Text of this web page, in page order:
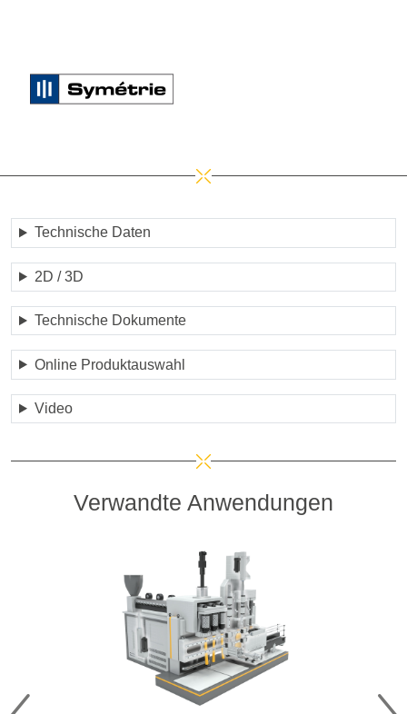
Technische Daten
2D / 3D
Technische Dokumente
Online Produktauswahl
Video
Verwandte Anwendungen